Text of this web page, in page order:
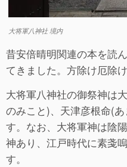
大将軍八神社 境内
昔安倍晴明関連の本を読
てきました。方除け厄除
大将軍八神社の御祭神は
のみこと)、天津彦根命(
す。なお、大将軍神は陰
神あり、江戸時代に素戔
す。